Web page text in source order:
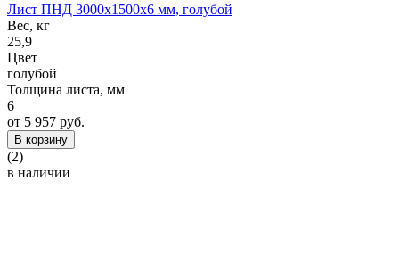
Лист ПНД 3000x1500x6 мм, голубой
Вес, кг
25,9
Цвет
голубой
Толщина листа, мм
6
от 5 957 руб.
В корзину
(2)
в наличии